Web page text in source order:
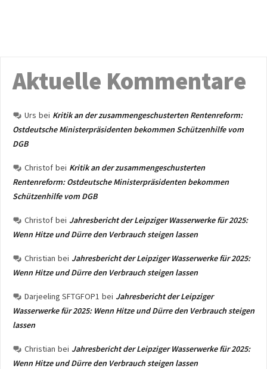
Aktuelle Kommentare
Urs bei Kritik an der zusammengeschusterten Rentenreform:
Ostdeutsche Ministerpräsidenten bekommen Schützenhilfe vom
DGB
Christof bei Kritik an der zusammengeschusterten
Rentenreform: Ostdeutsche Ministerpräsidenten bekommen
Schützenhilfe vom DGB
Christof bei Jahresbericht der Leipziger Wasserwerke für 2025:
Wenn Hitze und Dürre den Verbrauch steigen lassen
Christian bei Jahresbericht der Leipziger Wasserwerke für 2025:
Wenn Hitze und Dürre den Verbrauch steigen lassen
Darjeeling SFTGFOP1 bei Jahresbericht der Leipziger
Wasserwerke für 2025: Wenn Hitze und Dürre den Verbrauch steigen
lassen
Christian bei Jahresbericht der Leipziger Wasserwerke für 2025:
Wenn Hitze und Dürre den Verbrauch steigen lassen